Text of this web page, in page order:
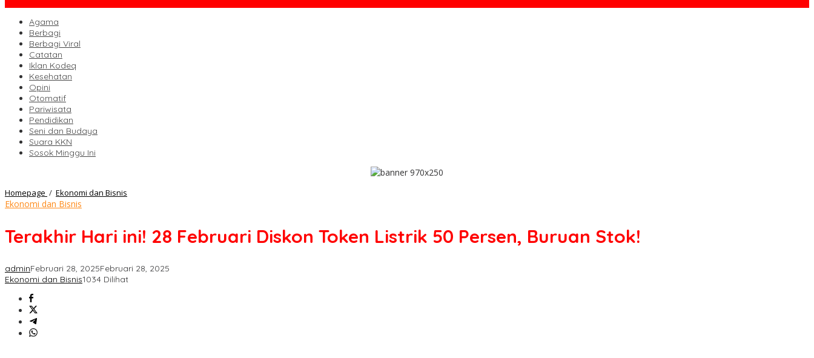
Agama
Berbagi
Berbagi Viral
Catatan
Iklan Kodeq
Kesehatan
Opini
Otomatif
Pariwisata
Pendidikan
Seni dan Budaya
Suara KKN
Sosok Minggu Ini
Homepage / Ekonomi dan Bisnis
Februari
Diskon
Listrik
50
Ekonomi dan Bisnis
Terakhir Hari ini! 28 Februari Diskon Token Listrik 50 Persen, Buruan Stok!
adminFebruari 28, 2025Februari 28, 2025
Ekonomi dan Bisnis1034 Dilihat